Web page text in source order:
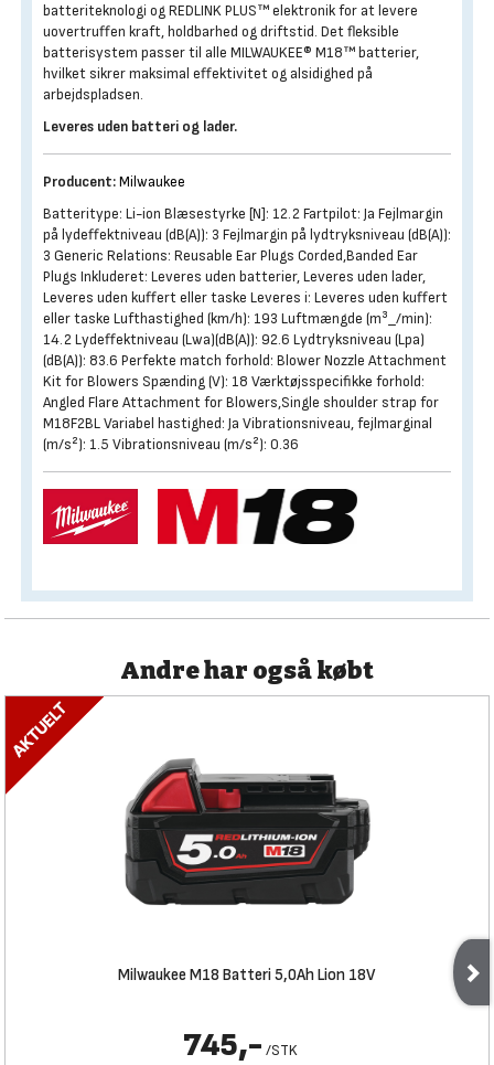
batteriteknologi og REDLINK PLUS™ elektronik for at levere
uovertruffen kraft, holdbarhed og driftstid. Det fleksible
batterisystem passer til alle MILWAUKEE® M18™ batterier,
hvilket sikrer maksimal effektivitet og alsidighed på
arbejdspladsen.
Leveres uden batteri og lader.
Producent:Milwaukee
Batteritype: Li-ion Blæsestyrke [N]: 12.2 Fartpilot: Ja Fejlmargin
på lydeffektniveau (dB(A)): 3 Fejlmargin på lydtryksniveau (dB(A)):
3 Generic Relations: Reusable Ear Plugs Corded,Banded Ear
Plugs Inkluderet: Leveres uden batterier, Leveres uden lader,
Leveres uden kuffert eller taske Leveres i: Leveres uden kuffert
eller taske Lufthastighed (km/h): 193 Luftmængde (m³_/min):
14.2 Lydeffektniveau (Lwa)(dB(A)): 92.6 Lydtryksniveau (Lpa)
(dB(A)): 83.6 Perfekte match forhold: Blower Nozzle Attachment
Kit for Blowers Spænding (V): 18 Værktøjsspecifikke forhold:
Angled Flare Attachment for Blowers,Single shoulder strap for
M18F2BL Variabel hastighed: Ja Vibrationsniveau, fejlmarginal
(m/s²): 1.5 Vibrationsniveau (m/s²): 0.36
Andre har også købt
Milwaukee M18 Batteri 5,0Ah Lion 18V
745,- /STK